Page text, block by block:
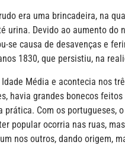
era uma brincadeira, na
urina. Devido ao aumento do
se causa de desavenças e
1830, que persistiu, na
Média e acontecia nos
havia grandes bonecos
Com os portugueses,
popular ocorria nas ruas,
nos outros, dando origem,